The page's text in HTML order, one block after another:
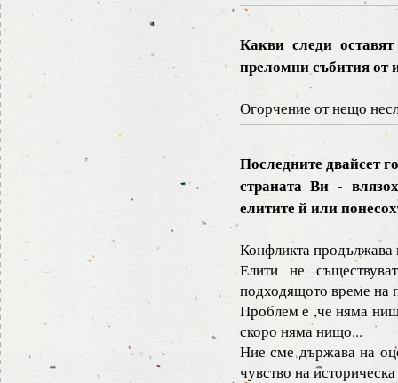
Какви следи
преломни събития от
Огорчение от нещо
Последните двайсет
страната Ви -
елитите й или
Конфликта продължава
Елити не
подходящото време на
Проблем е ,че няма
скоро няма нищо...
Ние сме държава на
чувство на